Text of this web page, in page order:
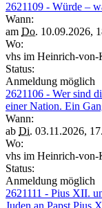
2621109 - Würde –
Wann:
am Do. 10.09.2026,
Wo:
vhs im Heinrich-von-
Status:
Anmeldung möglich
2621106 - Wer sind
einer Nation. Ein
Wann:
ab Di. 03.11.2026,
Wo:
vhs im Heinrich-von-
Status:
Anmeldung möglich
2621111 - Pius XII.
Juden an Papst Pius